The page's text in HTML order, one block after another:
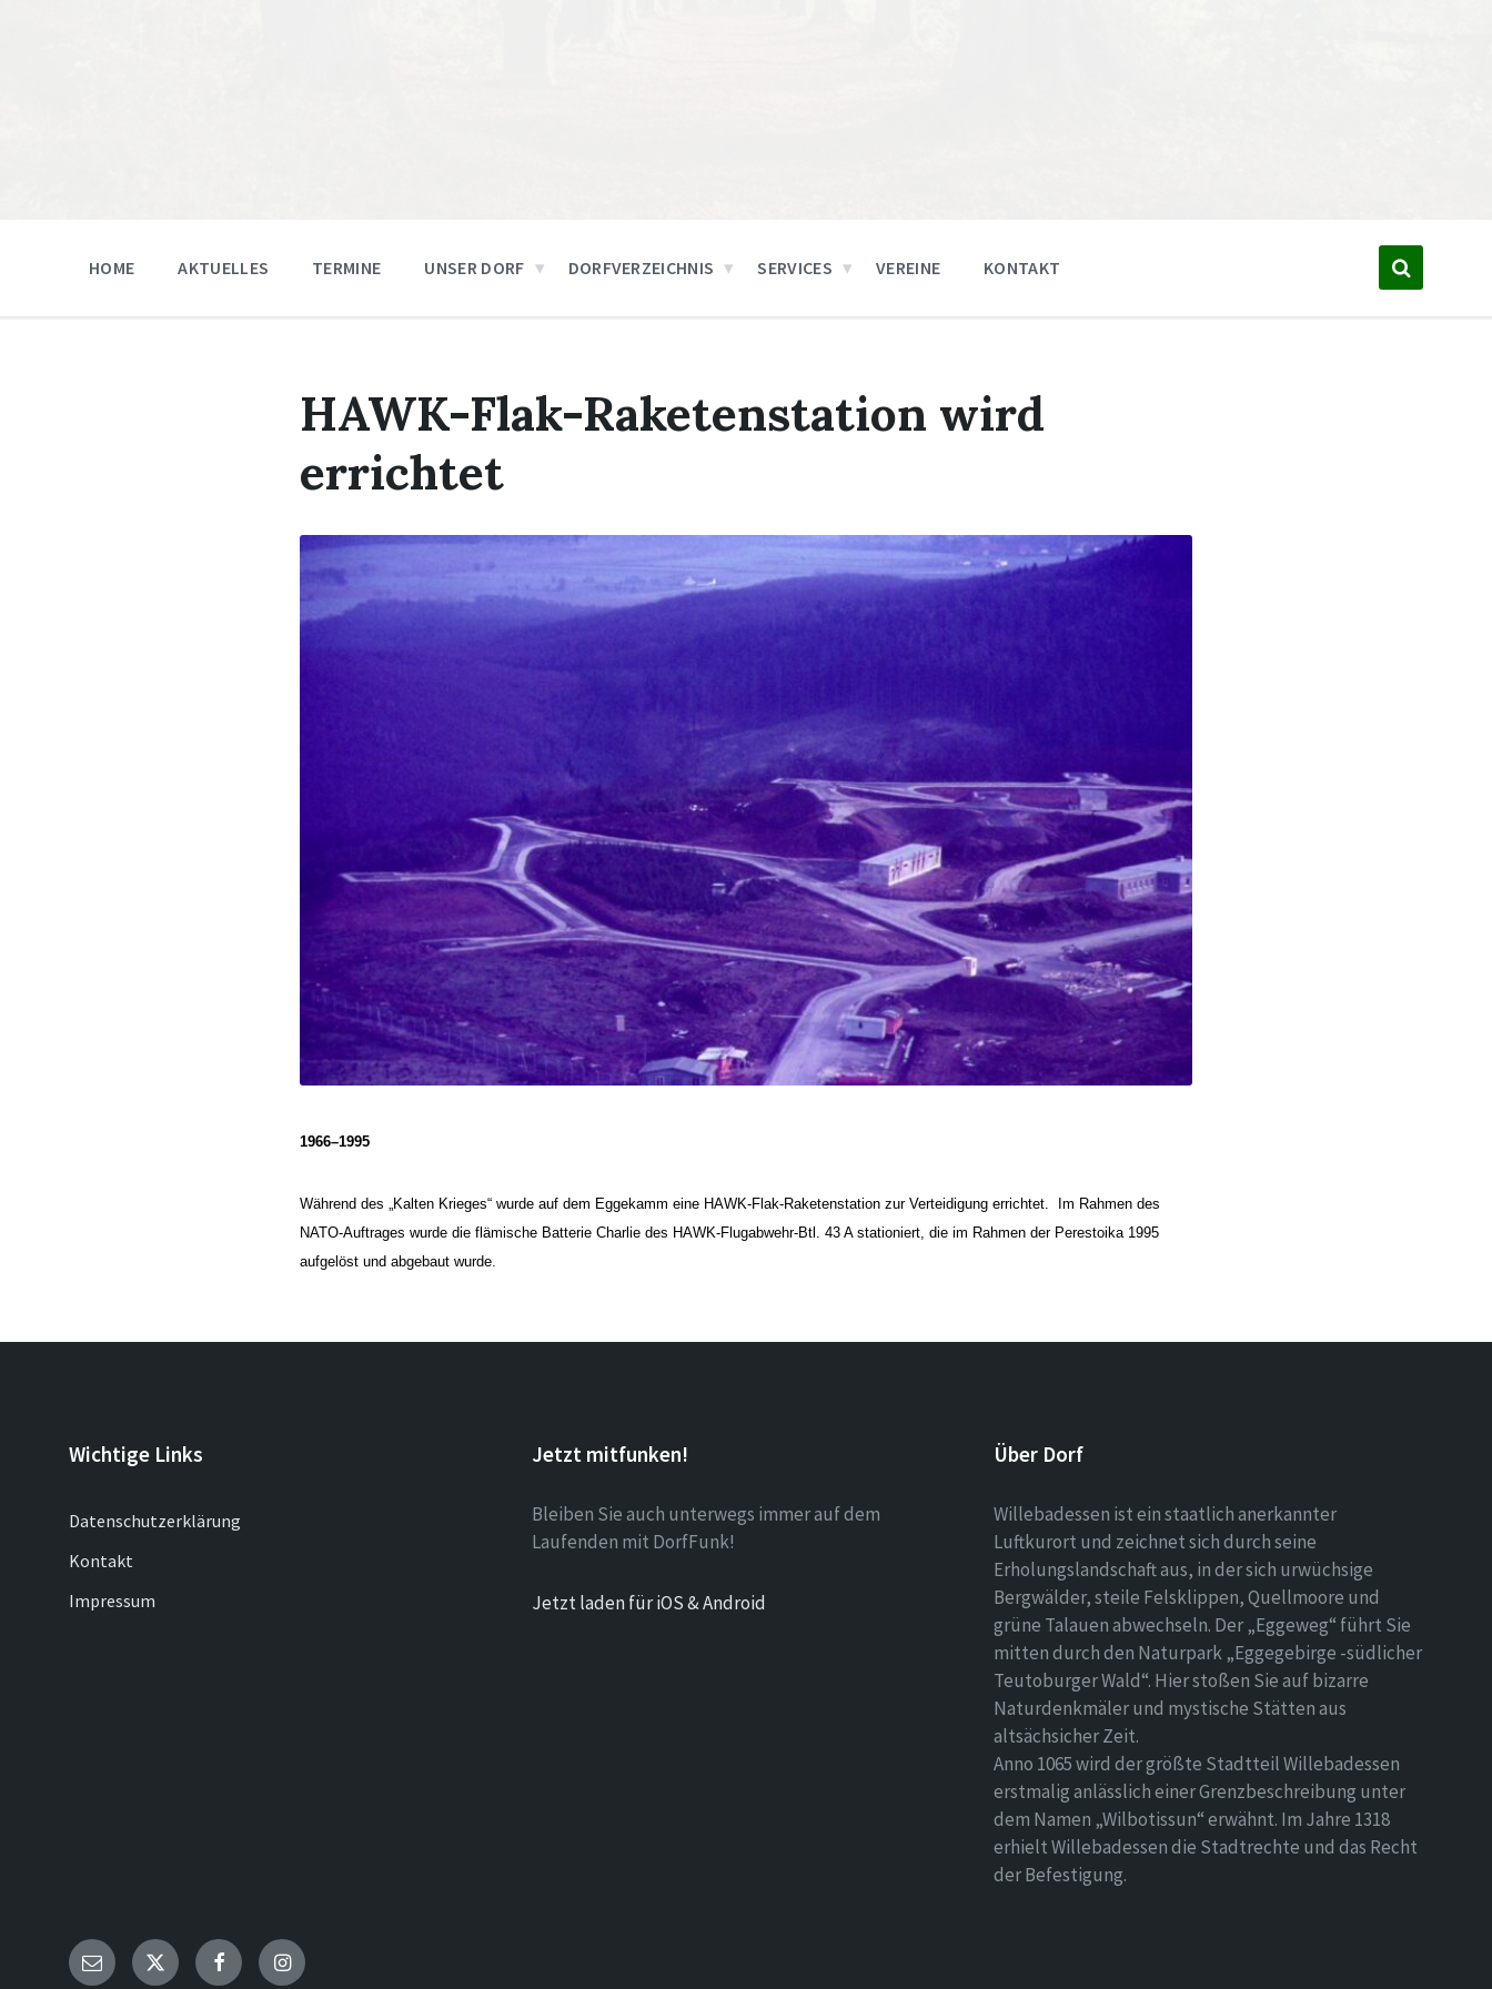
HOME AKTUELLES TERMINE UNSER DORF DORFVERZEICHNIS SERVICES VEREINE KONTAKT
HAWK-Flak-Raketenstation wird
errichtet
1966–1995
Während des „Kalten Krieges“ wurde auf dem Eggekamm eine HAWK-Flak-Raketenstation zur Verteidigung errichtet. Im Rahmen des
NATO-Auftrages wurde die flämische Batterie Charlie des HAWK-Flugabwehr-Btl. 43 A stationiert, die im Rahmen der Perestoika 1995
aufgelöst und abgebaut wurde.
Wichtige Links
Datenschutzerklärung
Kontakt
Impressum
Jetzt mitfunken!
Bleiben Sie auch unterwegs immer auf dem
Laufenden mit DorfFunk!
Jetzt laden für iOS & Android
Über Dorf
Willebadessen ist ein staatlich anerkannter
Luftkurort und zeichnet sich durch seine
Erholungslandschaft aus, in der sich urwüchsige
Bergwälder, steile Felsklippen, Quellmoore und
grüne Talauen abwechseln. Der „Eggeweg“ führt Sie
mitten durch den Naturpark „Eggegebirge -südlicher
Teutoburger Wald“. Hier stoßen Sie auf bizarre
Naturdenkmäler und mystische Stätten aus
altsächsicher Zeit.
Anno 1065 wird der größte Stadtteil Willebadessen
erstmalig anlässlich einer Grenzbeschreibung unter
dem Namen „Wilbotissun“ erwähnt. Im Jahre 1318
erhielt Willebadessen die Stadtrechte und das Recht
der Befestigung.
Email TwitterFacebookInstagram